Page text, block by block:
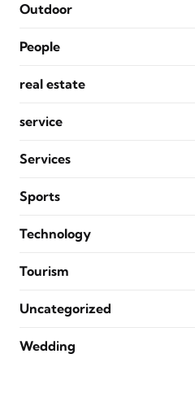
Outdoor
People
real estate
service
Services
Sports
Technology
Tourism
Uncategorized
Wedding